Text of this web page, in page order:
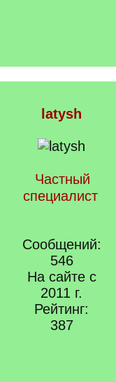
latysh
Частный
специалист
Сообщений:
546
На сайте с
2011 г.
Рейтинг:
387